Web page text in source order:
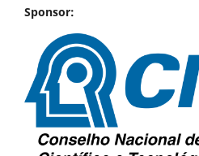
Sponsor: